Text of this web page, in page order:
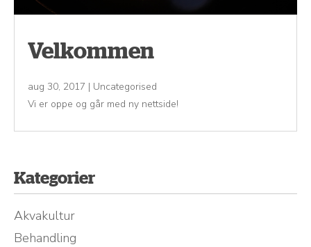
Velkommen
aug 30, 2017 | Uncategorised
Vi er oppe og går med ny nettside!
Kategorier
Akvakultur
Behandling